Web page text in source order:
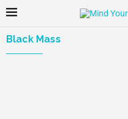
Black Mass